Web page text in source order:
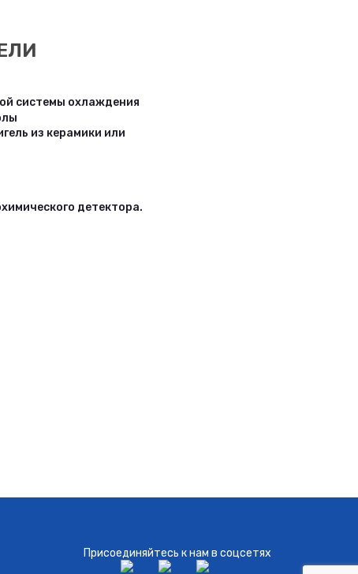
системы охлаждения
из керамики или
детектора.
Присоединяйтесь к нам в соцсетях